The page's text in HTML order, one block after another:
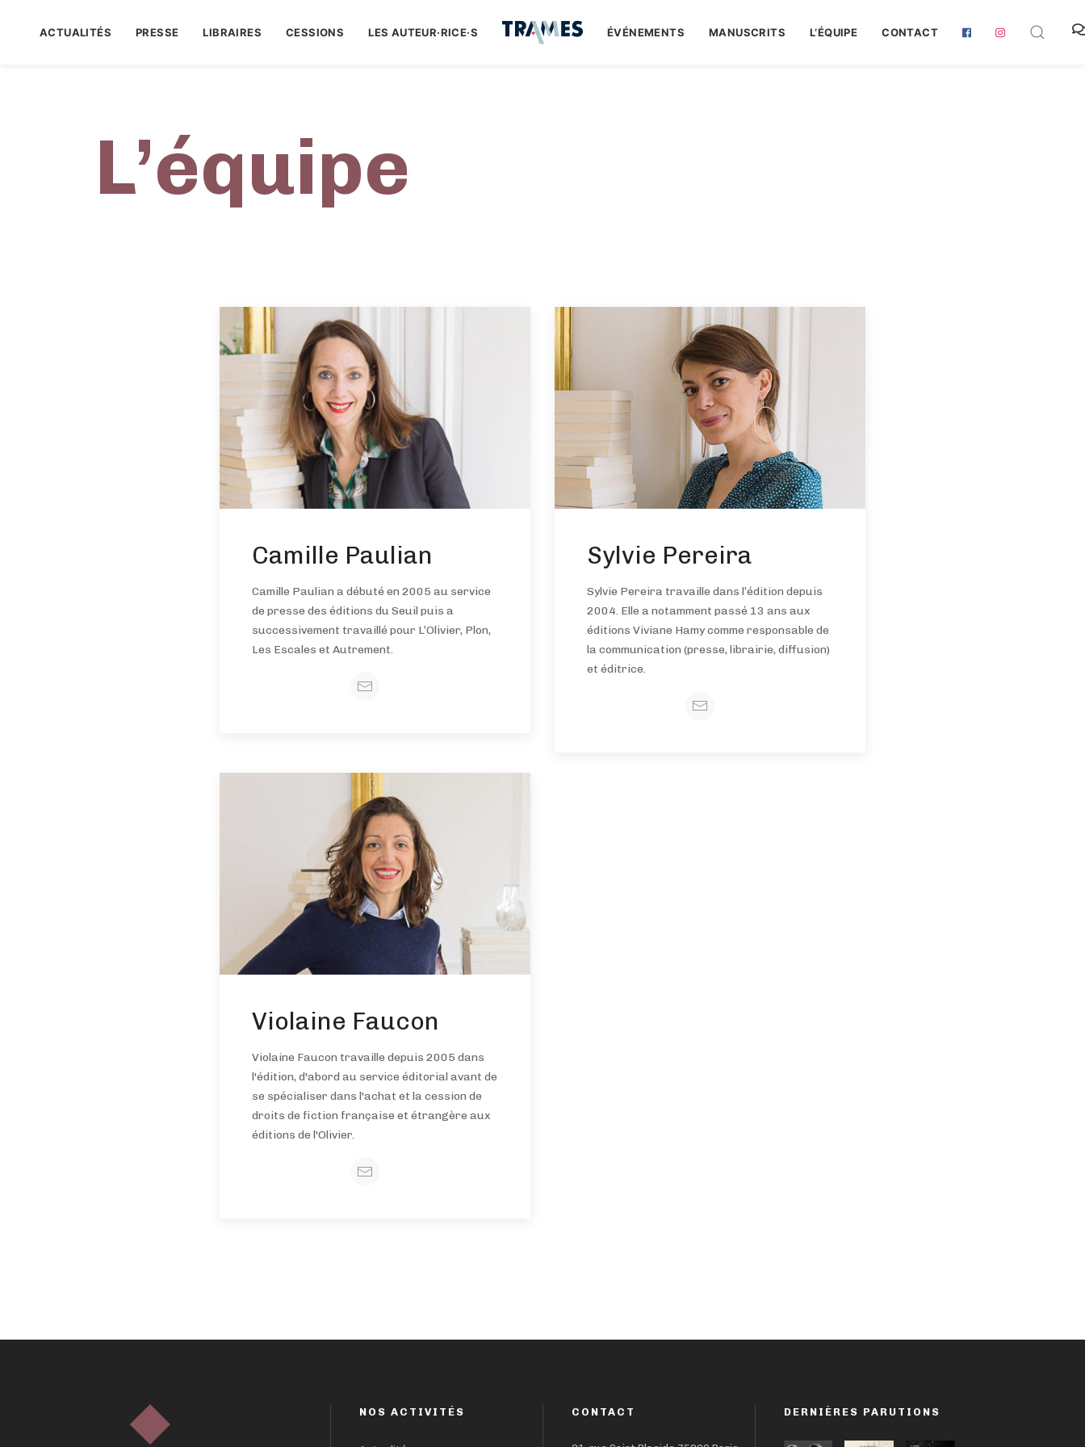
ACTUALITÉS PRESSE LIBRAIRES CESSIONS LES AUTEUR·RICE·S ÉVÉNEMENTS MANUSCRITS L‘ÉQUIPE CONTACT
L’équipe
Camille Paulian
Camille Paulian a débuté en 2005 au service
de presse des éditions du Seuil puis a
successivement travaillé pour L’Olivier, Plon,
Les Escales et Autrement.
Sylvie Pereira
Sylvie Pereira travaille dans l’édition depuis
2004. Elle a notamment passé 13 ans aux
éditions Viviane Hamy comme responsable de
la communication (presse, librairie, diffusion)
et éditrice.
Violaine Faucon
Violaine Faucon travaille depuis 2005 dans
l'édition, d'abord au service éditorial avant de
se spécialiser dans l'achat et la cession de
droits de fiction française et étrangère aux
éditions de l'Olivier.
NOS ACTIVITÉS CONTACT DERNIÈRES PARUTIONS